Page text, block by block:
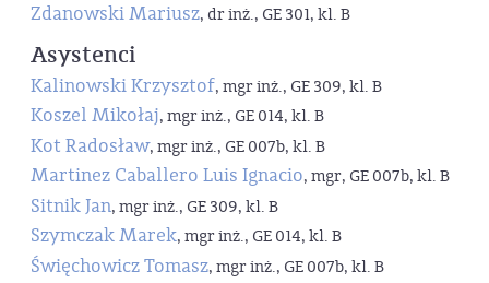
Zdanowski Mariusz, dr inż., GE 301, kl. B
Asystenci
Kalinowski Krzysztof, mgr inż., GE 309, kl. B
Koszel Mikołaj, mgr inż., GE 014, kl. B
Kot Radosław, mgr inż., GE 007b, kl. B
Martinez Caballero Luis Ignacio, mgr, GE 007b, kl. B
Sitnik Jan, mgr inż., GE 309, kl. B
Szymczak Marek, mgr inż., GE 014, kl. B
Święchowicz Tomasz, mgr inż., GE 007b, kl. B